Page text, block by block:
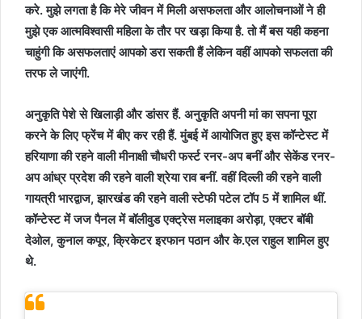
करे. मुझे लगता है कि मेरे जीवन में मिली असफलता और आलोचनाओं ने ही
मुझे एक आत्‍मविश्‍वासी महिला के तौर पर खड़ा किया है. तो मैं बस यही कहना
चाहुंगी कि असफलताएं आपको डरा सकती हैं लेकिन वहीं आपको सफलता की
तरफ ले जाएंगी.
अनुकृति पेशे से खिलाड़ी और डांसर हैं. अनुकृति अपनी मां का सपना पूरा
करने के लिए फ्रेंच में बीए कर रही हैं. मुंबई में आयोजित हुए इस कॉन्टेस्ट में
हरियाणा की रहने वाली मीनाक्षी चौधरी फर्स्ट रनर-अप बनीं और सेकेंड रनर-
अप आंध्र प्रदेश की रहने वाली श्रेया राव बनीं. वहीं दिल्ली की रहने वाली
गायत्री भारद्वाज, झारखंड की रहने वाली स्टेफी पटेल टॉप 5 में शामिल थीं.
कॉन्टेस्ट में जज पैनल में बॉलीवुड एक्ट्रेस मलाइका अरोड़ा, एक्टर बॉबी
देओल, कुनाल कपूर, क्रिकेटर इरफान पठान और के.एल राहुल शामिल हुए
थे.